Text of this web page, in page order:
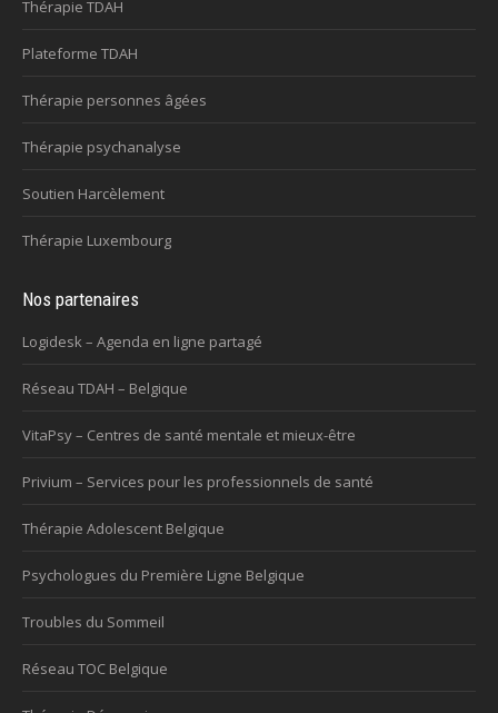
Thérapie TDAH
Plateforme TDAH
Thérapie personnes âgées
Thérapie psychanalyse
Soutien Harcèlement
Thérapie Luxembourg
Nos partenaires
Logidesk – Agenda en ligne partagé
Réseau TDAH – Belgique
VitaPsy – Centres de santé mentale et mieux-être
Privium – Services pour les professionnels de santé
Thérapie Adolescent Belgique
Psychologues du Première Ligne Belgique
Troubles du Sommeil
Réseau TOC Belgique